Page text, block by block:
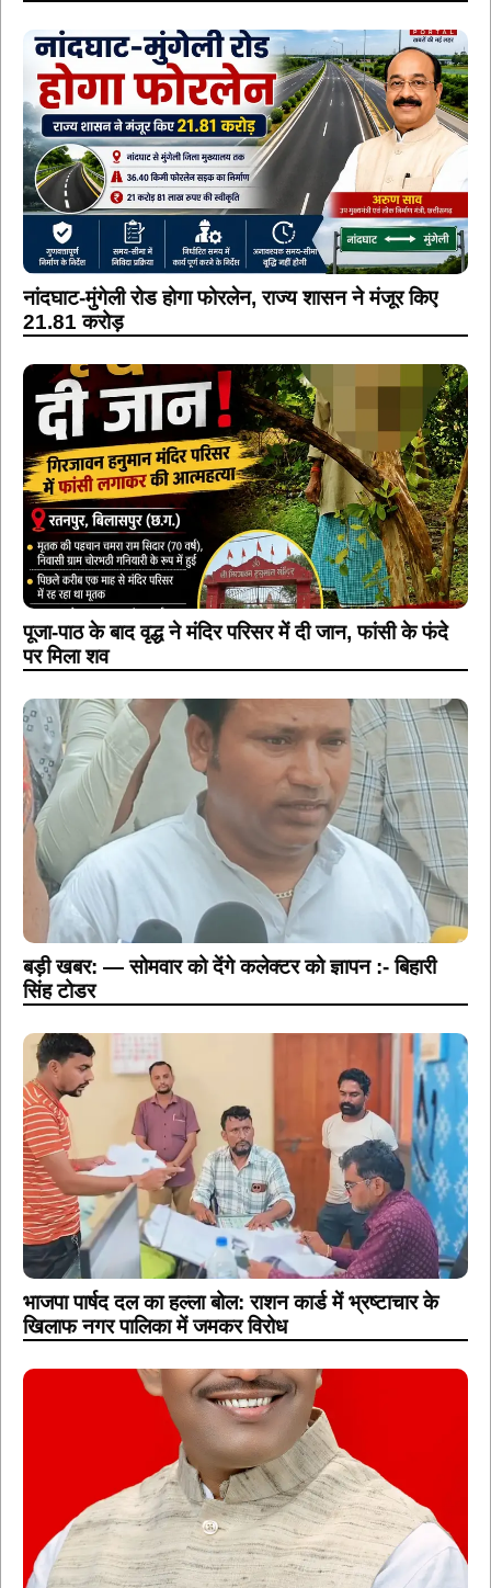
नांदघाट-मुंगेली रोड होगा फोरलेन, राज्य शासन ने मंजूर किए
21.81 करोड़
पूजा-पाठ के बाद वृद्ध ने मंदिर परिसर में दी जान, फांसी के फंदे
पर मिला शव
बड़ी खबर: — सोमवार को देंगे कलेक्टर को ज्ञापन :- बिहारी
सिंह टोडर
भाजपा पार्षद दल का हल्ला बोल: राशन कार्ड में भ्रष्टाचार के
खिलाफ नगर पालिका में जमकर विरोध